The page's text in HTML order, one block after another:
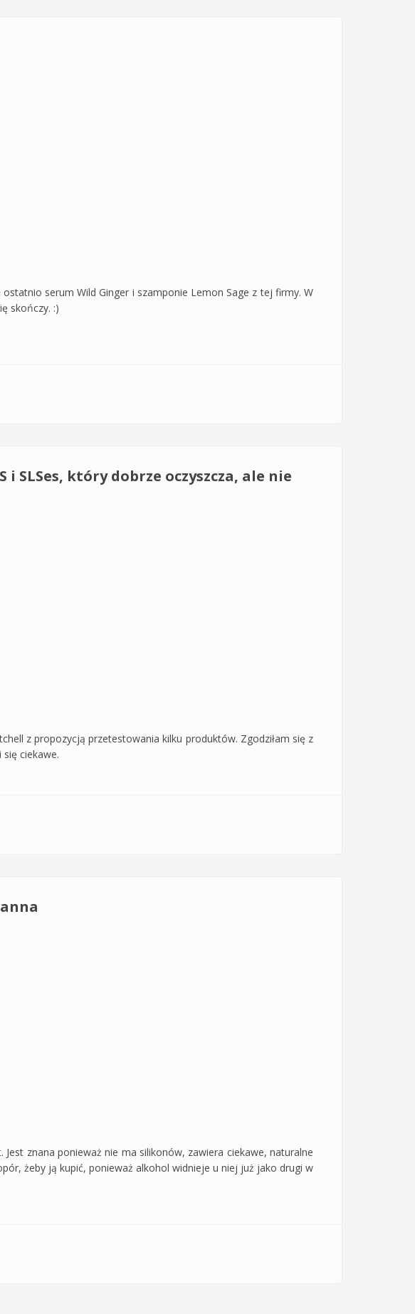
serum Wild Ginger i szamponie Lemon Sage z tej firmy. W
skończy. :)
i SLSes, który dobrze oczyszcza, ale nie
z propozycją przetestowania kilku produktów. Zgodziłam się z
ciekawe.
oczyszcza, ale nie przesusza
Jest znana ponieważ nie ma silikonów, zawiera ciekawe, naturalne
żeby ją kupić, ponieważ alkohol widnieje u niej już jako drugi w